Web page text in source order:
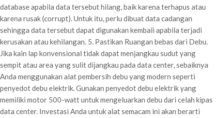
database apabila data tersebut hilang, baik karena terhapus atau
karena rusak (corrupt). Untuk itu, perlu dibuat data cadangan
sehingga data tersebut dapat digunakan kembali apabila terjadi
kerusakan atau kehilangan. 5. Pastikan Ruangan bebas dari Debu.
Jika kain lap konvensional tidak dapat menjangkau sudut yang
sempit atau area yang sulit dijangkau pada data center, sebaiknya
Anda menggunakan alat pembersih debu yang modern seperti
penyedot debu elektrik. Gunakan penyedot debu elektrik yang
memiliki motor 500-watt untuk mengeluarkan debu dari celah kipas
data center. Investasi Anda untuk alat semacam ini akan berarti